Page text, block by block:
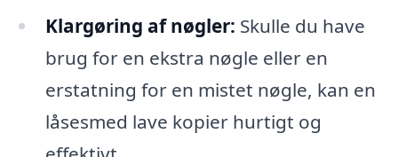
Klargøring af nøgler: Skulle du have
brug for en ekstra nøgle eller en
erstatning for en mistet nøgle, kan en
låsesmed lave kopier hurtigt og